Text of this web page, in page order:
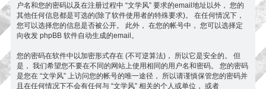
户名和您的密码以及在注册过程中 “文学风” 要求的email地址以外， 您的
其他任何信息都是可选的(除了软件使用者的特殊要求)。 在任何情况下，
您可以选择您的信息是否被公开。 此外， 在您的帐号中， 您可以选择定
向收发 phpBB 软件自动生成的email。
您的密码在软件中以加密形式存在 (不可逆算法)， 所以它是安全的。 但
是， 我们希望您不要在不同的网站上使用相同的用户名和密码。 您的密码
是您在 “文学风” 上访问您的帐号的唯一途径， 所以请谨慎保管您的密码并
且在任何情况下不会有任何与 “文学风” 相关的个人或单位， 或者